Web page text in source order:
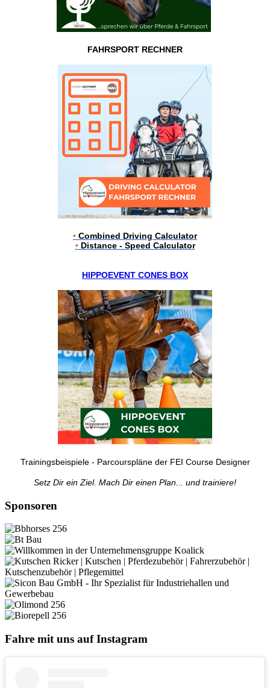
FAHRSPORT RECHNER
• Combined Driving Calculator
•Distance - Speed Calculator
HIPPOEVENT CONES BOX
Trainingsbeispiele - Parcourspläne der FEI Course Designer
Setz Dir ein Ziel. Mach Dir einen Plan... und trainiere!
Sponsoren
Fahre mit uns auf Instagram